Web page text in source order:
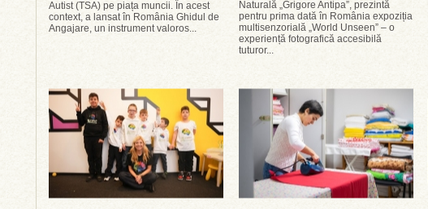
Autist (TSA) pe piața muncii. În acest
context, a lansat în România Ghidul de
Angajare, un instrument valoros...
Naturală „Grigore Antipa”, prezintă
pentru prima dată în România expoziția
multisenzorială „World Unseen” – o
experiență fotografică accesibilă
tuturor...